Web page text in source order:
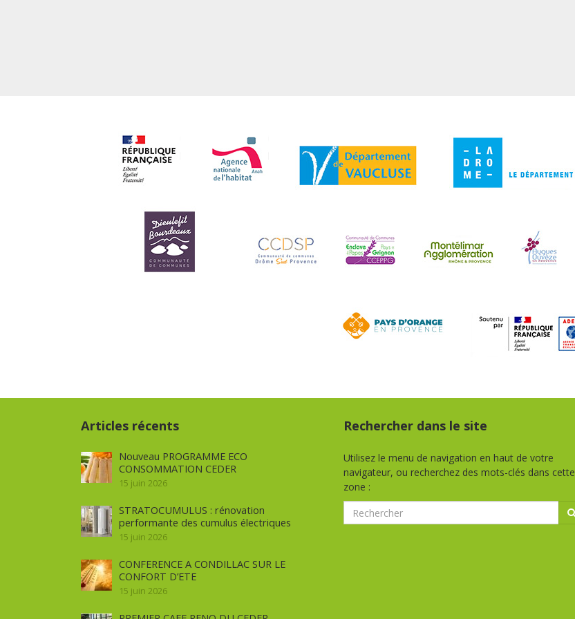
Articles récents
Nouveau PROGRAMME ECO
CONSOMMATION CEDER
15 juin 2026
STRATOCUMULUS : rénovation
performante des cumulus électriques
15 juin 2026
CONFERENCE A CONDILLAC SUR LE
CONFORT D’ETE
15 juin 2026
Rechercher dans le site
Utilisez le menu de navigation en haut de votre
navigateur, ou recherchez des mots-clés dans cette
zone :